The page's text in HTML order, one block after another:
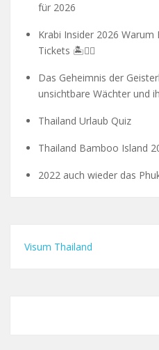
für 2026
Krabi Insider 2026
Tickets 🏝️🧗‍♂️
Das Geheimnis der
unsichtbare Wächter und
Thailand Urlaub Quiz
Thailand Bamboo Island
2022 auch wieder das
Visum Thailand